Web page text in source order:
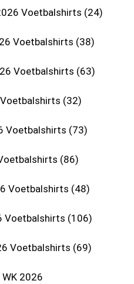
Voetbalshirts 24
Voetbalshirts 38
Voetbalshirts 63
32
Voetbalshirts 73
86
Voetbalshirts 48
Voetbalshirts 106
Voetbalshirts 69
2026